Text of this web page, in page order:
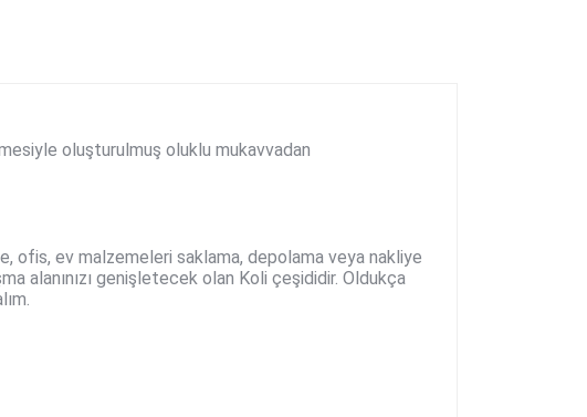
oluşturulmuş oluklu mukavvadan
ofis, ev malzemeleri saklama, depolama veya nakliye
alanınızı genişletecek olan Koli çeşididir. Oldukça